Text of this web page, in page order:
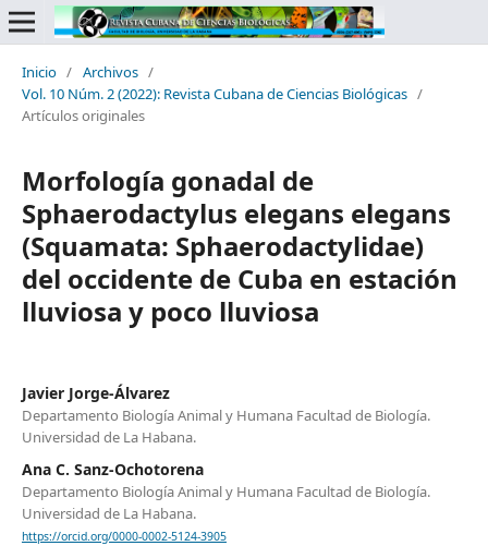
Inicio / Archivos /
Vol. 10 Núm. 2 (2022): Revista Cubana de Ciencias Biológicas /
Artículos originales
Morfología gonadal de
Sphaerodactylus elegans elegans
(Squamata: Sphaerodactylidae)
del occidente de Cuba en estación
lluviosa y poco lluviosa
Javier Jorge-Álvarez
Departamento Biología Animal y Humana Facultad de Biología.
Universidad de La Habana.
Ana C. Sanz-Ochotorena
Departamento Biología Animal y Humana Facultad de Biología.
Universidad de La Habana.
https://orcid.org/0000-0002-5124-3905